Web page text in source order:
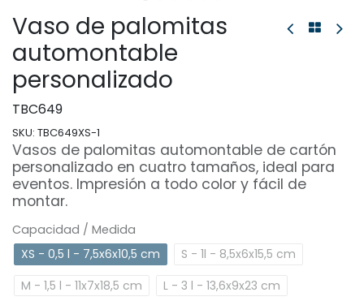
Vaso de palomitas
automontable
personalizado
TBC649
SKU: TBC649XS-1
Vasos de palomitas automontable de cartón
personalizado en cuatro tamaños, ideal para
eventos. Impresión a todo color y fácil de
montar.
Capacidad / Medida
XS - 0,5 l - 7,5x6x10,5 cm
S - 1l - 8,5x6x15,5 cm
M - 1,5 l - 11x7x18,5 cm
L - 3 l - 13,6x9x23 cm